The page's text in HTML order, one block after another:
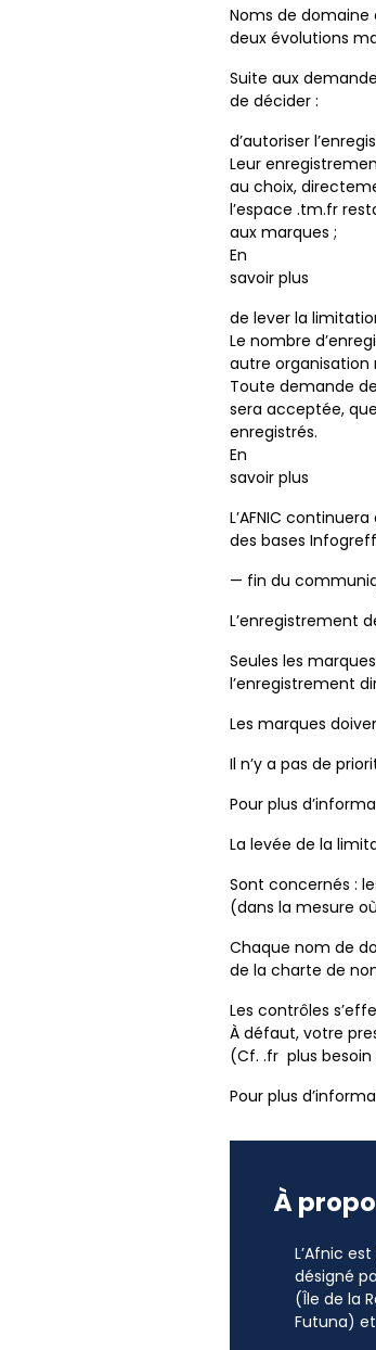
Noms de domaine
deux évolutions
Suite aux
de décider :
d’autoriser
Leur
au choix,
l’espace .tm.fr
aux marques ;
En
savoir plus
de lever la
Le nombre
autre organisation
Toute demande
sera acceptée,
enregistrés.
En
savoir plus
L’AFNIC
des bases
— fin du
L’enregistrement
Seules les
l’enregistrement
Les marques
Il n’y a pas de
Pour plus
La levée de la
Sont concernés :
(dans la mesure
Chaque nom de
de la charte de
Les contrôles
À défaut, votre
(Cf. .fr plus
Pour plus
À
L’Afnic
désigné
(Île de la
Futuna)